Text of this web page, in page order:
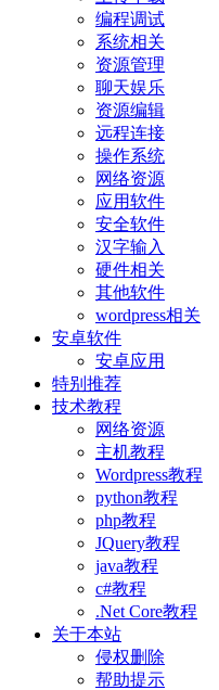
编程调试
系统相关
资源管理
聊天娱乐
资源编辑
远程连接
操作系统
网络资源
应用软件
安全软件
汉字输入
硬件相关
其他软件
wordpress相关
安卓软件
安卓应用
特别推荐
技术教程
网络资源
主机教程
Wordpress教程
python教程
php教程
JQuery教程
java教程
c#教程
.Net Core教程
关于本站
侵权删除
帮助提示